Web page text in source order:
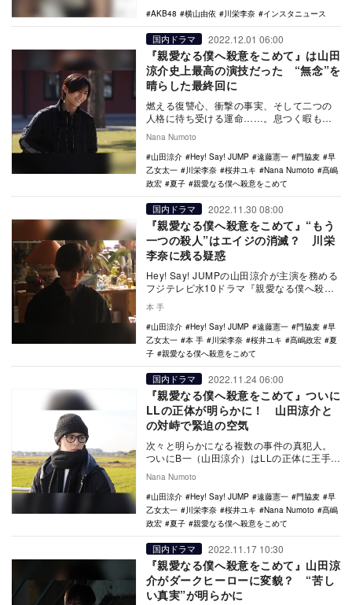
AKB48
横山由依 川栄李奈 インスタニュース
国内ドラマ 2022.12.01 06:00
『親愛なる僕へ殺意をこめて』は山田
涼介史上最高の演技だった “無念”を
晴らした最終回に
燃える復讐心、衝撃の事実、そして二つの
人格に待ち受ける運命……。息つく暇もな
僕へ殺意をこめ…
Nana Numoto
山田涼介
Hey! Say! JUMP 遠藤憲一 門脇麦
早
乙女太一
川栄李奈 桜井ユキ Nana Numoto
髙嶋
政宏
夏子 親愛なる僕へ殺意をこめて
国内ドラマ 2022.11.30 08:00
『親愛なる僕へ殺意をこめて』“もう
一つの殺人”はエイジの消滅？ 川栄
李奈に残る疑惑
Hey! Say! JUMPの山田涼介が主演を務める
フジテレビ水10ドラマ『親愛なる僕へ殺意
をこめて』が、11月30日に最終回を…
本 手
山田涼介
Hey! Say! JUMP 遠藤憲一 門脇麦
早
乙女太一
本 手 川栄李奈 桜井ユキ 髙嶋政宏
夏
子
親愛なる僕へ殺意をこめて
国内ドラマ 2022.11.24 06:00
『親愛なる僕へ殺意をこめて』ついに
LLの正体が明らかに！ 山田涼介と
の対峙で緊迫の空気
次々と明らかになる複数の事件の真犯人。
ついにB一（山田涼介）はLLの正体に王手を
（フジテレビ…
Nana Numoto
山田涼介
Hey! Say! JUMP 遠藤憲一 門脇麦
早
乙女太一
川栄李奈 桜井ユキ Nana Numoto
髙嶋
政宏
夏子 親愛なる僕へ殺意をこめて
国内ドラマ 2022.11.17 10:30
『親愛なる僕へ殺意をこめて』山田涼
介がダークヒーローに変貌？ “苦し
い真実”が明らかに